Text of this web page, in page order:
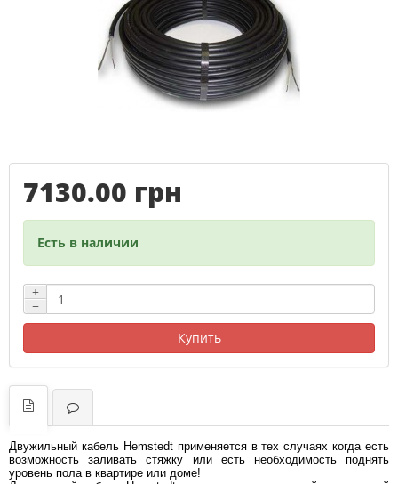
7130.00 грн
Есть в наличии
+
−
Купить
Двужильный кабель Hemstedt применяется в тех случаях когда есть
возможность заливать стяжку или есть необходимость поднять
уровень пола в квартире или доме!